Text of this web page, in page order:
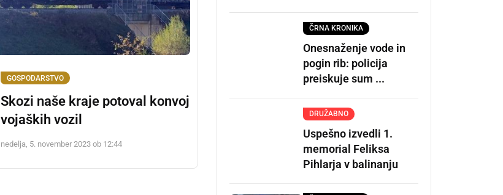
GOSPODARSTVO
Skozi naše kraje potoval konvoj
vojaških vozil
nedelja, 5. november 2023 ob 12:44
ČRNA KRONIKA
Onesnaženje vode in
pogin rib: policija
preiskuje sum ...
DRUŽABNO
Uspešno izvedli 1.
memorial Feliksa
Pihlarja v balinanju